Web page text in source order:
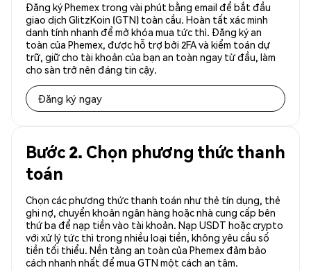
Đăng ký Phemex trong vài phút bằng email để bắt đầu
giao dịch GlitzKoin (GTN) toàn cầu. Hoàn tất xác minh
danh tính nhanh để mở khóa mua tức thì. Đăng ký an
toàn của Phemex, được hỗ trợ bởi 2FA và kiểm toán dự
trữ, giữ cho tài khoản của bạn an toàn ngay từ đầu, làm
cho sàn trở nên đáng tin cậy.
Đăng ký ngay
Bước 2. Chọn phương thức thanh
toán
Chọn các phương thức thanh toán như thẻ tín dụng, thẻ
ghi nợ, chuyển khoản ngân hàng hoặc nhà cung cấp bên
thứ ba để nạp tiền vào tài khoản. Nạp USDT hoặc crypto
với xử lý tức thì trong nhiều loại tiền, không yêu cầu số
tiền tối thiểu. Nền tảng an toàn của Phemex đảm bảo
cách nhanh nhất để mua GTN một cách an tâm.